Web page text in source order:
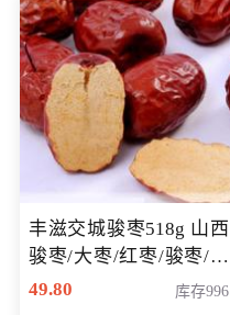
丰滋交城骏枣518g 山西
骏枣/大枣/红枣/骏枣/热
销千件/
49.80 库存996